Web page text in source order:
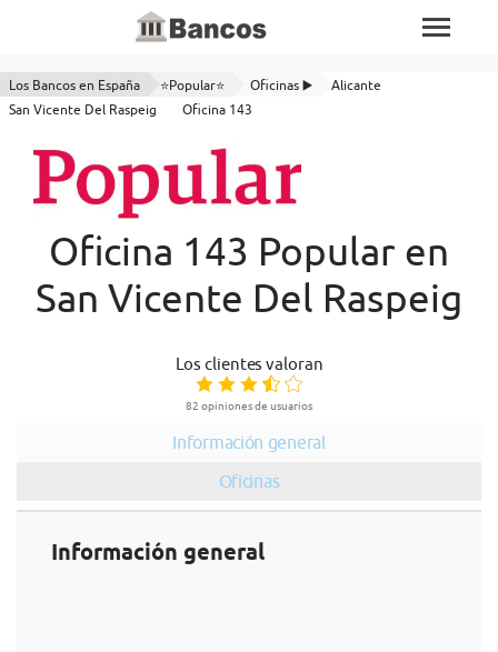
Los Bancos en España ⭐Popular⭐ Oficinas ▶️
Alicante
San Vicente Del Raspeig
Oficina 143
Oficina 143 Popular en
San Vicente Del Raspeig
Los clientes valoran
82 opiniones de usuarios
Información general
Oficinas
Información general